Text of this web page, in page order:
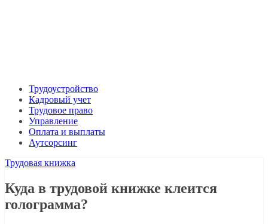
Трудоустройство
Кадровый учет
Трудовое право
Управление
Оплата и выплаты
Аутсорсинг
Трудовая книжка
Куда в трудовой книжке клеится
голограмма?